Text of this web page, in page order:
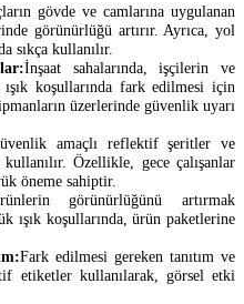
gövde ve camlarına uygulanan
görünürlüğü artırır. Ayrıca, yol
sıkça kullanılır.
İnşaat sahalarında, işçilerin ve
koşullarında fark edilmesi için
üzerlerinde güvenlik uyarı
amaçlı reflektif şeritler ve
Özellikle, gece çalışanlar
öneme sahiptir.
görünürlüğünü artırmak
ışık koşullarında, ürün paketlerine
Fark edilmesi gereken tanıtım ve
etiketler kullanılarak, görsel etki